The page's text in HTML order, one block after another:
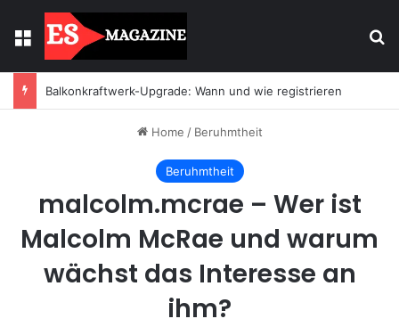
Menu
Balkonkraftwerk-Upgrade: Wann und wie registrieren
Home / Beruhmtheit
Beruhmtheit
malcolm.mcrae – Wer ist
Malcolm McRae und warum
wächst das Interesse an
ihm?